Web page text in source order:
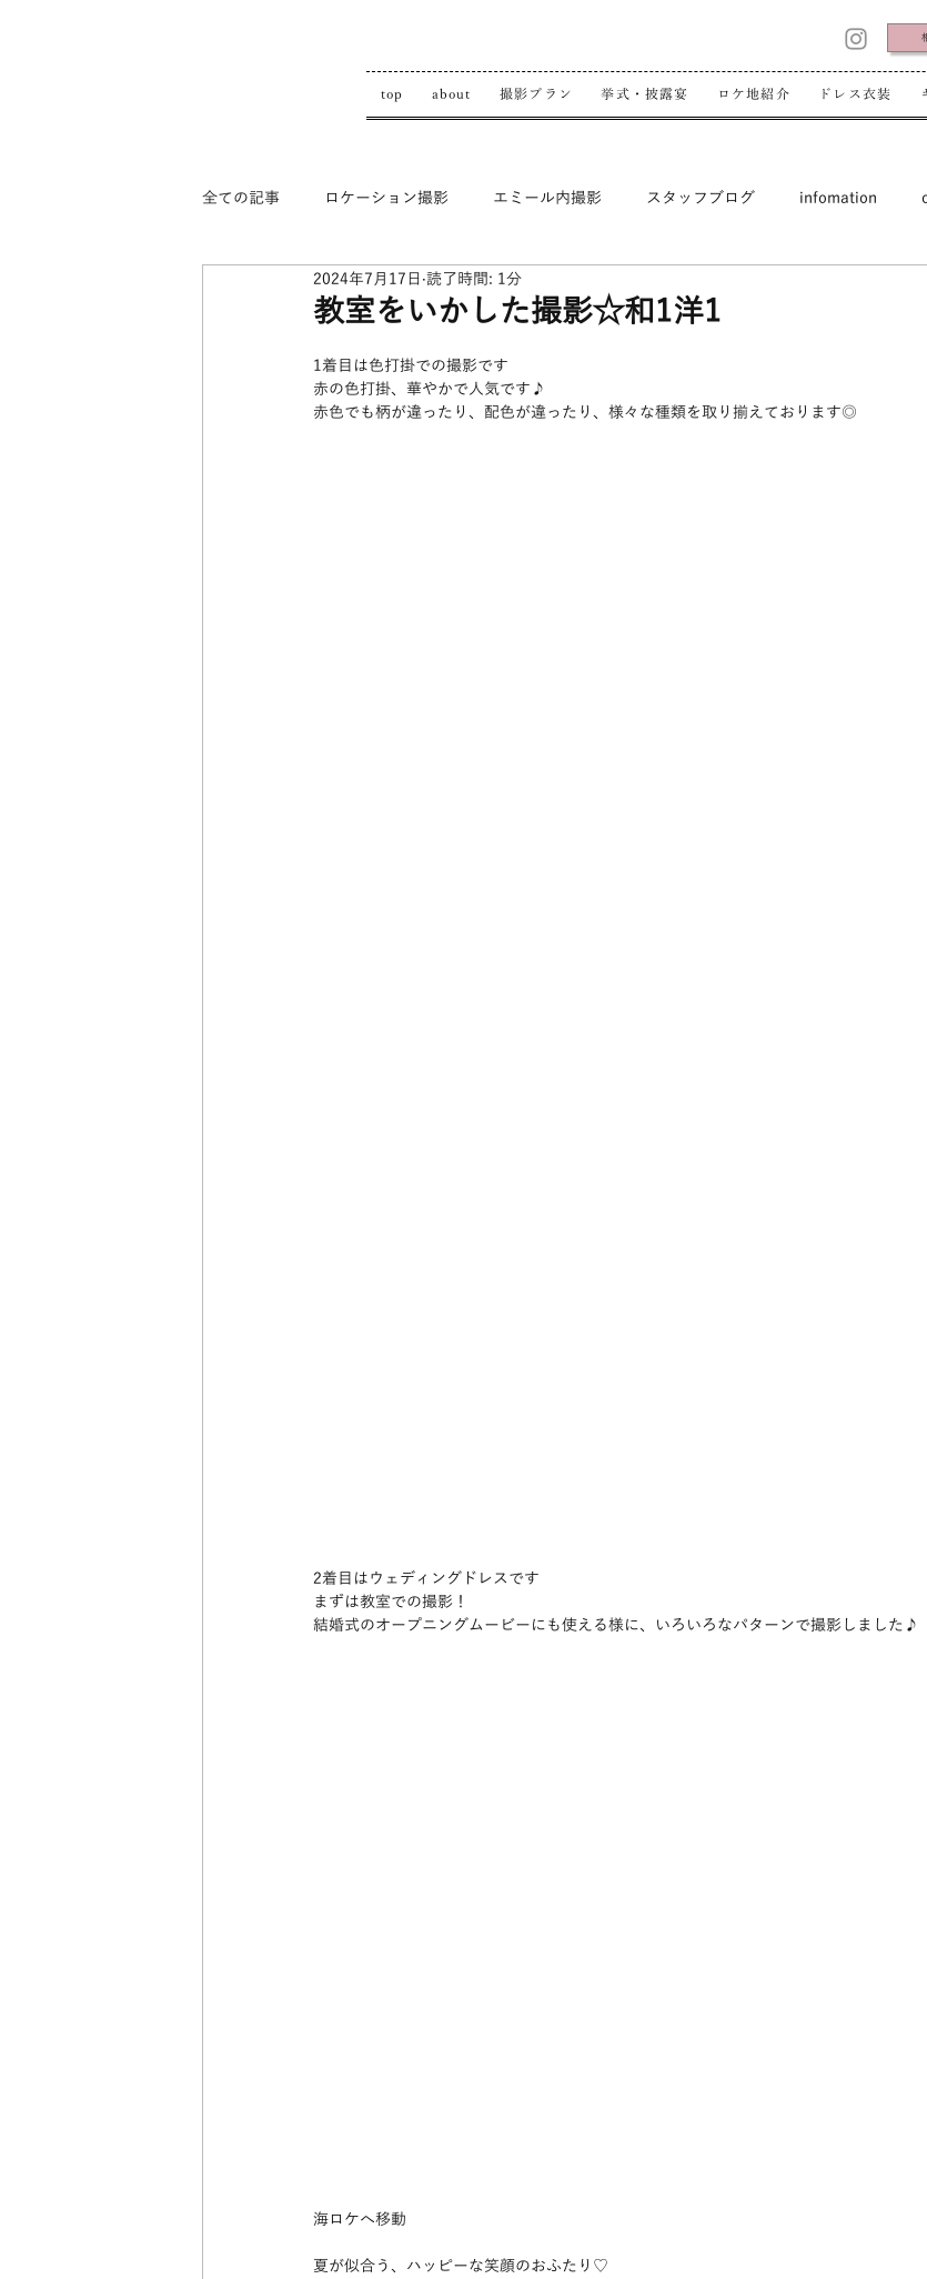
top about 撮影プラン 挙式・披露宴 ロケ地紹介 ドレス衣装
全ての記事 ロケーション撮影 エミール内撮影 スタッフブログ infomation
教室をいかした撮影☆和1洋1
2024年7月17日 読了時間: 1分
1着目は色打掛での撮影です
赤の色打掛、華やかで人気です♪
赤色でも柄が違ったり、配色が違ったり、様々な種類を取り揃えております◎
2着目はウェディングドレスです
まずは教室での撮影！
結婚式のオープニングムービーにも使える様に、いろいろなパターンで撮影しました♪
海ロケへ移動
夏が似合う、ハッピーな笑顔のおふたり♡